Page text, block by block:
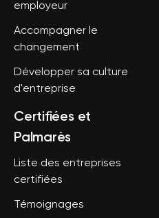
employeur
Accompagner le
changement
Développer sa culture
d'entreprise
Certifiées et
Palmarès
Liste des entreprises
certifiées
Témoignages